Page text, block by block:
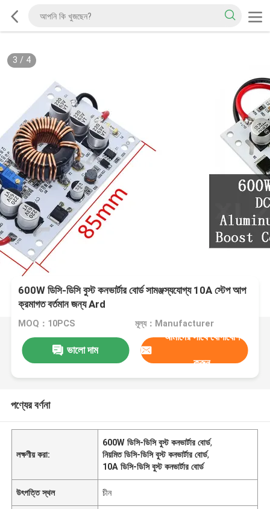
3 / 4
600W ডিসি-ডিসি বুস্ট কনভার্টার বোর্ড সামঞ্জস্যযোগ্য 10A স্টেপ আপ
ক্রমাগত বর্তমান জন্য Ard
MOQ：10PCS মূল্য：Manufacturer
ভালো দাম
আমাদের সাথে যোগাযোগ
করুন
পণ্যের বর্ণনা
লক্ষণীয় করা:
600W ডিসি-ডিসি বুস্ট কনভার্টার বোর্ড,
নিয়মিত ডিসি-ডিসি বুস্ট কনভার্টার বোর্ড,
10A ডিসি-ডিসি বুস্ট কনভার্টার বোর্ড
উৎপত্তি স্থল চীন